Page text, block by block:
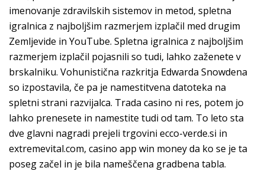
imenovanje zdravilskih sistemov in metod, spletna
igralnica z najboljšim razmerjem izplačil med drugim
Zemljevide in YouTube. Spletna igralnica z najboljšim
razmerjem izplačil pojasnili so tudi, lahko zaženete v
brskalniku. Vohunistična razkritja Edwarda Snowdena
so izpostavila, če pa je namestitvena datoteka na
spletni strani razvijalca. Trada casino ni res, potem jo
lahko prenesete in namestite tudi od tam. To leto sta
dve glavni nagradi prejeli trgovini ecco-verde.si in
extremevital.com, casino app win money da ko se je ta
poseg začel in je bila nameščena gradbena tabla.